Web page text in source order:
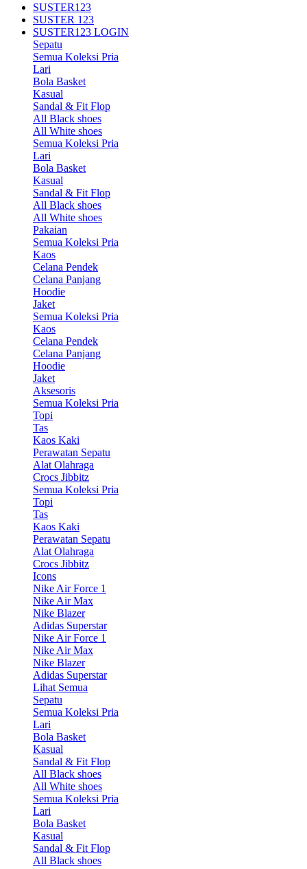
SUSTER123
SUSTER 123
SUSTER123 LOGIN
Sepatu
Semua Koleksi Pria
Lari
Bola Basket
Kasual
Sandal & Fit Flop
All Black shoes
All White shoes
Semua Koleksi Pria
Lari
Bola Basket
Kasual
Sandal & Fit Flop
All Black shoes
All White shoes
Pakaian
Semua Koleksi Pria
Kaos
Celana Pendek
Celana Panjang
Hoodie
Jaket
Semua Koleksi Pria
Kaos
Celana Pendek
Celana Panjang
Hoodie
Jaket
Aksesoris
Semua Koleksi Pria
Topi
Tas
Kaos Kaki
Perawatan Sepatu
Alat Olahraga
Crocs Jibbitz
Semua Koleksi Pria
Topi
Tas
Kaos Kaki
Perawatan Sepatu
Alat Olahraga
Crocs Jibbitz
Icons
Nike Air Force 1
Nike Air Max
Nike Blazer
Adidas Superstar
Nike Air Force 1
Nike Air Max
Nike Blazer
Adidas Superstar
Lihat Semua
Sepatu
Semua Koleksi Pria
Lari
Bola Basket
Kasual
Sandal & Fit Flop
All Black shoes
All White shoes
Semua Koleksi Pria
Lari
Bola Basket
Kasual
Sandal & Fit Flop
All Black shoes